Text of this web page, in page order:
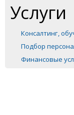
Услуги
Консалтинг,
Подбор
Финансовые